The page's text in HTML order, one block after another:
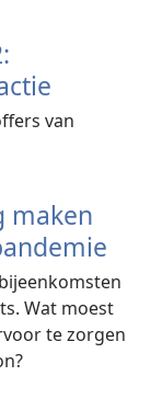
van
maken
Wat moest
te zorgen